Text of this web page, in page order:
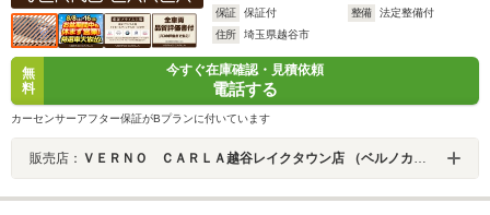
保証
保証付 整備
法定整備付
住所
埼玉県越谷市
無
料
今すぐ在庫確認・見積依頼
電話する
カーセンサーアフター保証がBプランに付いています
販売店： ＶＥＲＮＯ ＣＡＲＬＡ越谷レイクタウン店 （ベルノカーラ越谷レイクタウン店）